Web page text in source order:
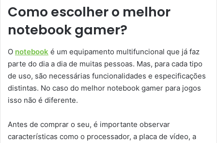
Como escolher o melhor
notebook gamer?
O notebook é um equipamento multifuncional que já faz
parte do dia a dia de muitas pessoas. Mas, para cada tipo
de uso, são necessárias funcionalidades e especificações
distintas. No caso do melhor notebook gamer para jogos
isso não é diferente.
Antes de comprar o seu, é importante observar
características como o processador, a placa de vídeo, a